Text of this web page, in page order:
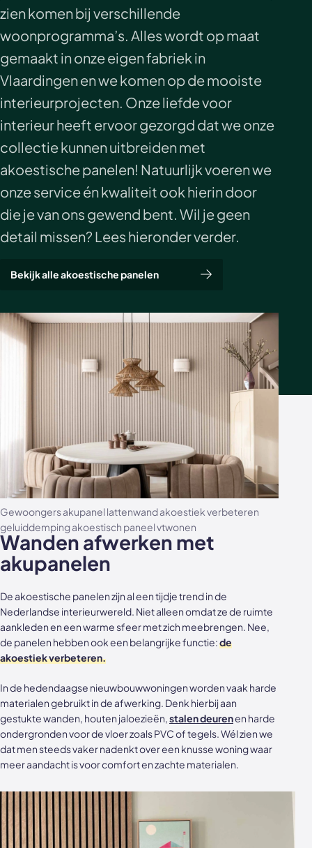
Akoestische panelen
Kleurstalen akoestische panelen
Sample sale
Accessoires
Stalen schuifdeuren
Stalen wanden
Stalen binnendeuren
Akoestische panelen
GewoonGers deuren outlet
Veelgestelde vragen
zien komen bij verschillende
woonprogramma’s. Alles wordt op maat
gemaakt in onze eigen fabriek in
Vlaardingen en we komen op de mooiste
interieurprojecten. Onze liefde voor
interieur heeft ervoor gezorgd dat we onze
collectie kunnen uitbreiden met
akoestische panelen! Natuurlijk voeren we
onze service én kwaliteit ook hierin door
die je van ons gewend bent. Wil je geen
detail missen? Lees hieronder verder.
Bekijk alle akoestische panelen
Gewoongers akupanel lattenwand akoestiek verbeteren
geluiddemping akoestisch paneel vtwonen
Wanden afwerken met
akupanelen
De akoestische panelen zijn al een tijdje trend in de
Nederlandse interieurwereld. Niet alleen omdat ze de ruimte
aankleden en een warme sfeer met zich meebrengen. Nee,
de panelen hebben ook een belangrijke functie:de
akoestiek verbeteren.
In de hedendaagse nieuwbouwwoningen worden vaak harde
materialen gebruikt in de afwerking. Denk hierbij aan
gestukte wanden, houten jaloezieën,stalen deurenen harde
ondergronden voor de vloer zoals PVC of tegels. Wél zien we
dat men steeds vaker nadenkt over een knusse woning waar
meer aandacht is voor comfort en zachte materialen.